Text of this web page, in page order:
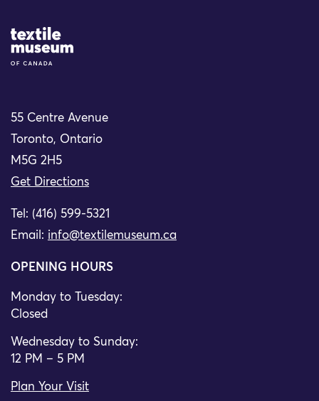
Site Logo
55 Centre Avenue
Toronto, Ontario
M5G 2H5
Get Directions
Tel: (416) 599-5321
Email: info@textilemuseum.ca
OPENING HOURS
Monday to Tuesday:
Closed
Wednesday to Sunday:
12 PM – 5 PM
Plan Your Visit